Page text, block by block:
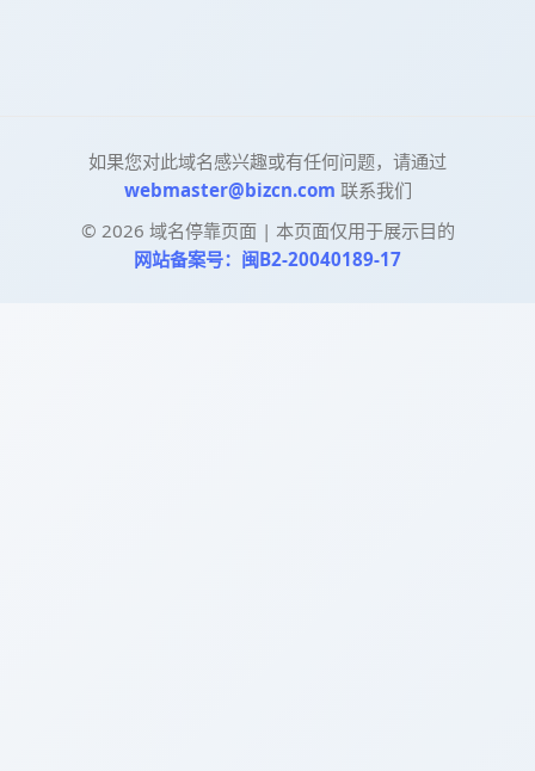
如果您对此域名感兴趣或有任何问题，请通过
webmaster@bizcn.com 联系我们
© 2026 域名停靠页面 | 本页面仅用于展示目的
网站备案号：闽B2-20040189-17